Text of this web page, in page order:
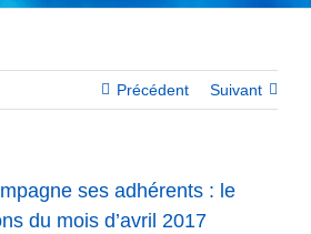
Précédent Suivant
ses adhérents : le
du mois d’avril 2017